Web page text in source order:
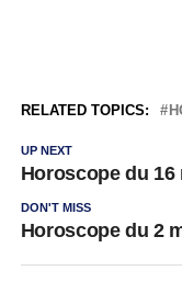
RELATED TOPICS:
UP NEXT
Horoscope du 16
DON'T MISS
Horoscope du 2